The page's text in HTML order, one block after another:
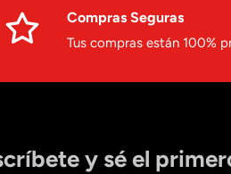
Compras Seguras
Tus compras están 100%
y sé el